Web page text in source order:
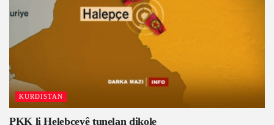
KURDISTAN
PKK li Helebceyê tunelan dikole